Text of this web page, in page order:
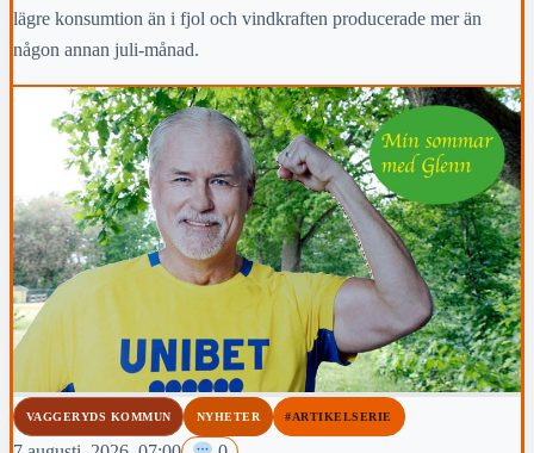
lägre konsumtion än i fjol och vindkraften producerade mer än
någon annan juli-månad.
VAGGERYDS KOMMUN NYHETER #ARTIKELSERIE